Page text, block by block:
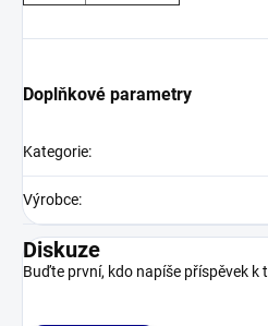
Doplňkové parametry
Kategorie:
Výrobce:
Diskuze
Buďte první, kdo napíše příspěvek k